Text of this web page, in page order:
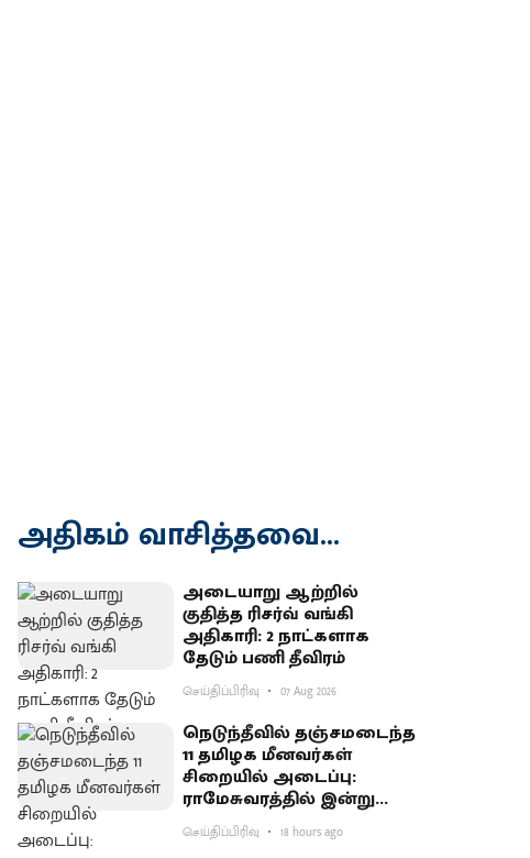
அதிகம் வாசித்தவை...
அடையாறு ஆற்றில்
குதித்த ரிசர்வ் வங்கி
அதிகாரி: 2 நாட்களாக
தேடும் பணி தீவிரம்
செய்திப்பிரிவு 07 Aug 2026
நெடுந்தீவில் தஞ்சமடைந்த
11 தமிழக மீனவர்கள்
சிறையில் அடைப்பு:
ராமேசுவரத்தில் இன்று
வேலைநிறுத்தம்
செய்திப்பிரிவு 18 hours ago